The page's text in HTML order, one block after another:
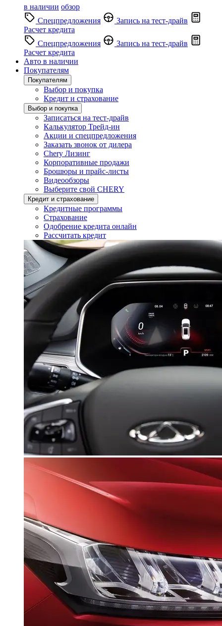
в наличии обзор
Спецпредложения
Запись на тест-драйв
Расчет кредита
Спецпредложения
Запись на тест-драйв
Расчет кредита
Авто в наличии
Покупателям
Покупателям
Выбор и покупка
Кредит и страхование
Выбор и покупка
Записаться на тест-драйв
Калькулятор Трейд-ин
Акции и спецпредложения
Заказать звонок от дилера
Chery Лизинг
Корпоративные продажи
Брошюры и прайс-листы
Видеообзоры
Выберите свой CHERY
Кредит и страхование
Кредитные программы
Страхование
Одобрение кредита онлайн
Рассчитать кредит